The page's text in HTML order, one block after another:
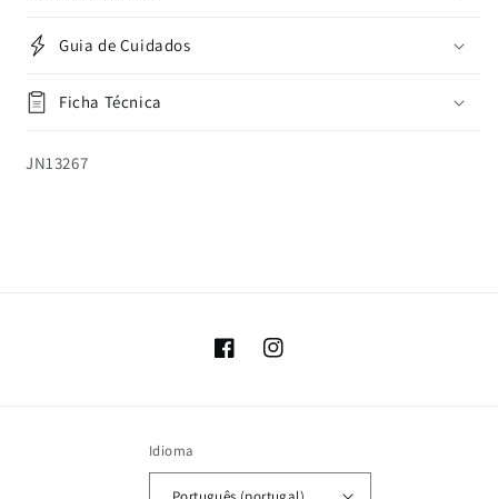
Guia de Cuidados
Ficha Técnica
SKU:
JN13267
FacebookInstagram
Idioma